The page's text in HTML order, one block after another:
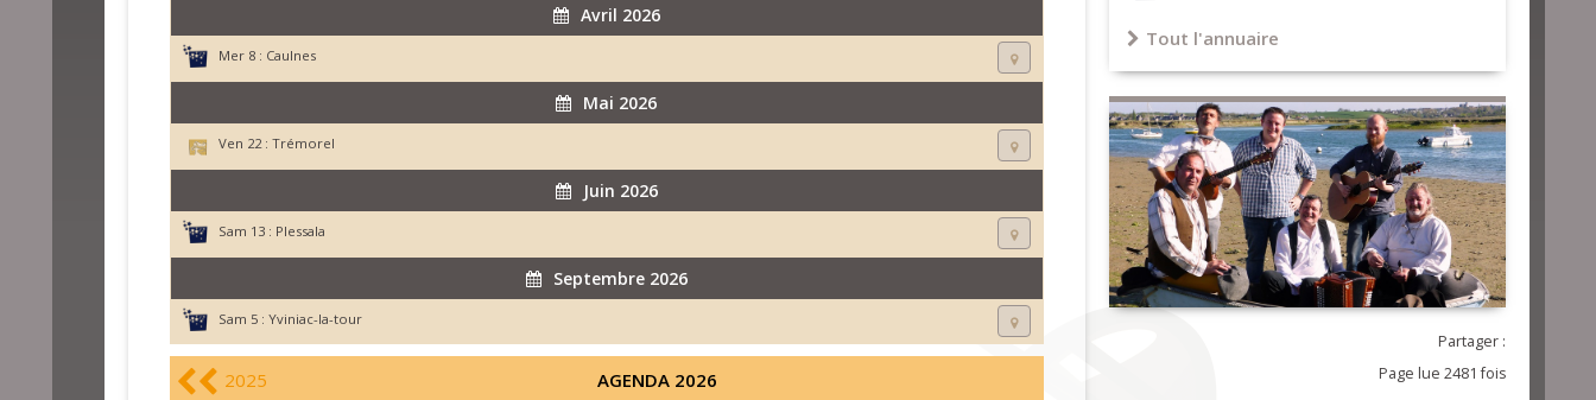
Avril 2026
Mer 8 : Caulnes
Mai 2026
Ven 22 : Trémorel
Juin 2026
Sam 13 : Plessala
Septembre 2026
Sam 5 : Yviniac-la-tour
2025 AGENDA 2026
Tout l'annuaire
Partager :
Page lue 2481 fois